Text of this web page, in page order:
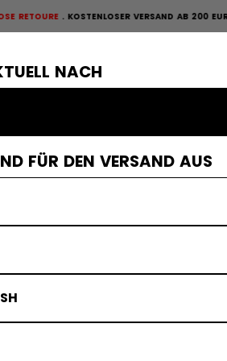
NACH
FÜR DEN VERSAND AUS
KOSTENLOSER VERSAND AB 200 EURO
TORWART BEKLEIDUNG